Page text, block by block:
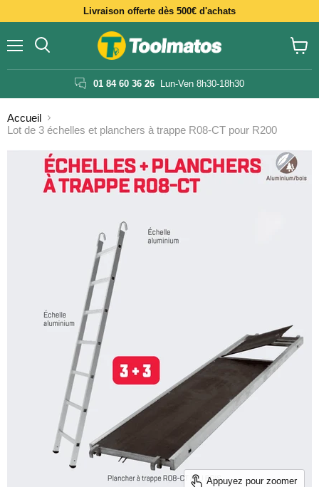
Livraison offerte dès 500€ d'achats
01 84 60 36 26 Lun-Ven 8h30-18h30
le
Accueil
Lot de 3 échelles et planchers à trappe R08-CT pour R200
Appuyez pour zoomer